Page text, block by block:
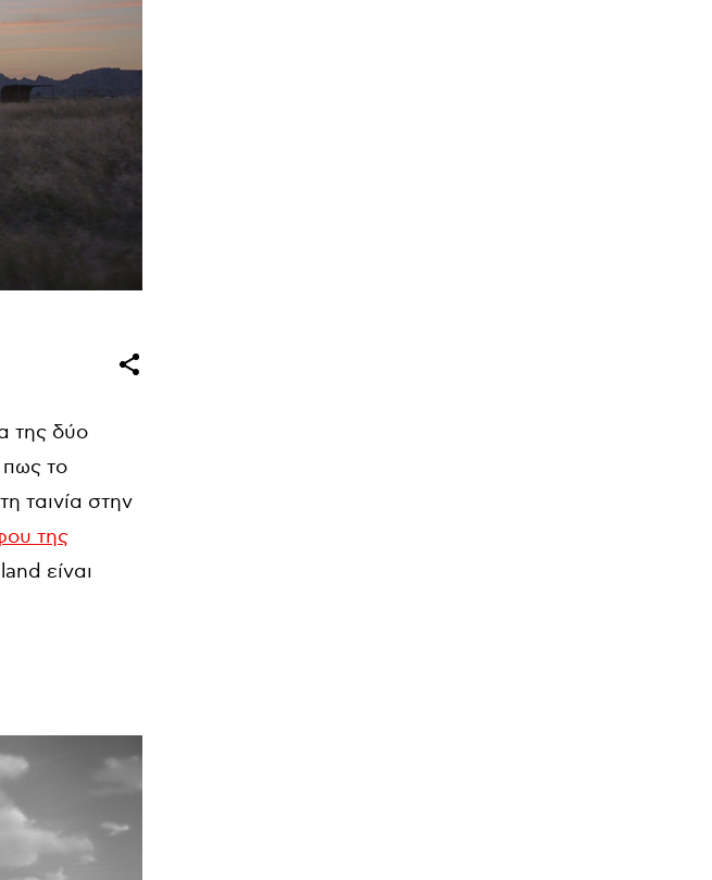
της δύο
το
ταινία στην
της
είναι